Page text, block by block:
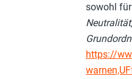
sowohl
https://